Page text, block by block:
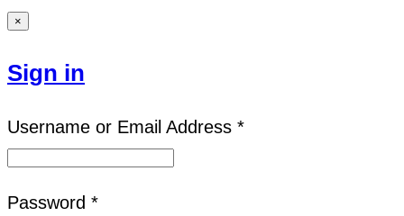
×
Sign in
Username or Email Address *
Password *